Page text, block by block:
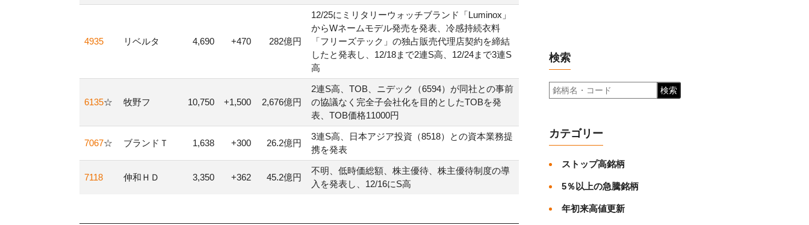
4935 リベルタ 4,690 +470 282億円
12/25にミリタリーウォッチブランド「Luminox」
からWネームモデル発売を発表、冷感持続衣料
「フリーズテック」の独占販売代理店契約を締結
したと発表し、12/18まで2連S高、12/24まで3連S
高
6135☆ 牧野フ 10,750 +1,500 2,676億円
2連S高、TOB、ニデック（6594）が同社との事前
の協議なく完全子会社化を目的としたTOBを発
表、TOB価格11000円
7067☆ ブランドＴ 1,638 +300 26.2億円
3連S高、日本アジア投資（8518）との資本業務提
携を発表
7118 伸和ＨＤ 3,350 +362 45.2億円
不明、低時価総額、株主優待、株主優待制度の導
入を発表し、12/16にS高
検索
検索
カテゴリー
ストップ高銘柄
5％以上の急騰銘柄
年初来高値更新